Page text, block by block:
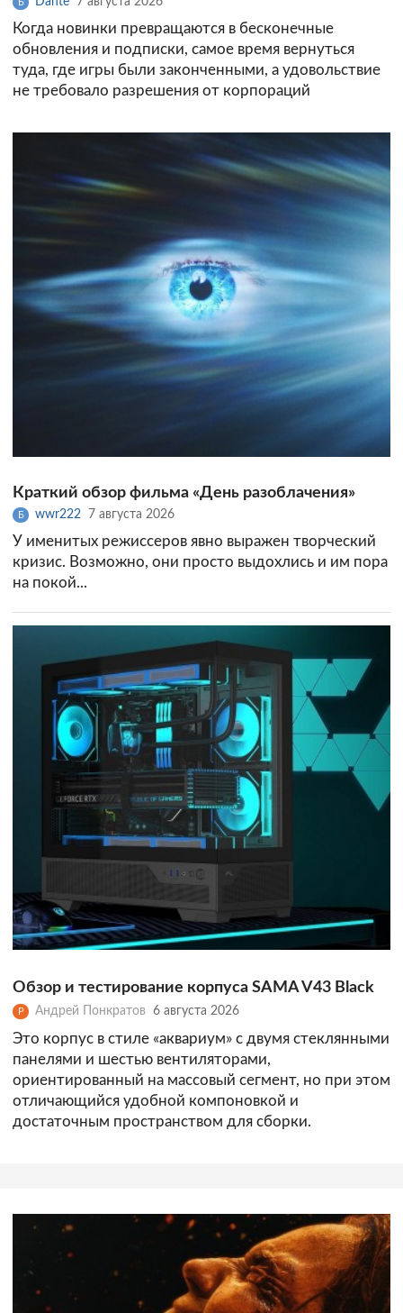
Б
Когда новинки превращаются в бесконечные
обновления и подписки, самое время вернуться
туда, где игры были законченными, а удовольствие
не требовало разрешения от корпораций
Краткий обзор фильма «День разоблачения»
Б wwr222 7 августа 2026
У именитых режиссеров явно выражен творческий
кризис. Возможно, они просто выдохлись и им пора
на покой...
Обзор и тестирование корпуса SAMA V43 Black
Р Андрей Понкратов 6 августа 2026
Это корпус в стиле «аквариум» с двумя стеклянными
панелями и шестью вентиляторами,
ориентированный на массовый сегмент, но при этом
отличающийся удобной компоновкой и
достаточным пространством для сборки.